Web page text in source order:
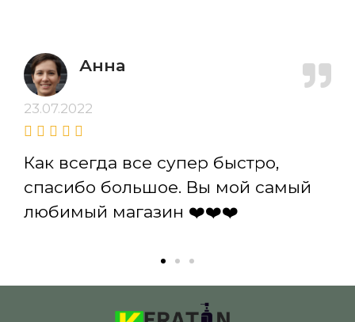
Анна
23.07.2022
Как всегда все супер быстро,
спасибо большое. Вы мой самый
любимый магазин ❤️❤️❤️